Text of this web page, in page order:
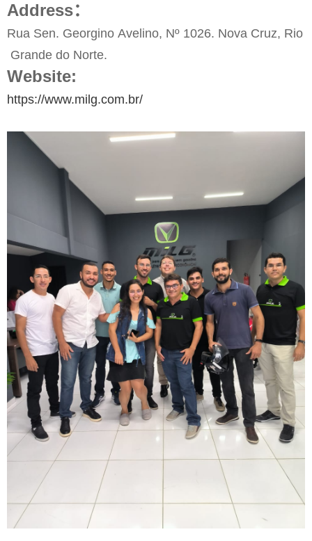
Address：
Rua Sen. Georgino Avelino, Nº 1026. Nova Cruz, Rio
Grande do Norte.
Website:
https://www.milg.com.br/